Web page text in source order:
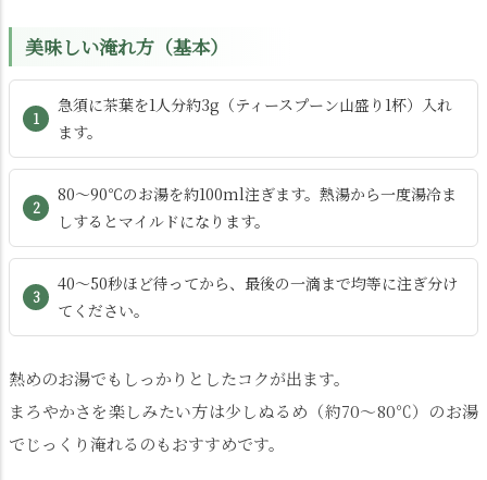
美味しい淹れ方（基本）
急須に茶葉を1人分約3g（ティースプーン山盛り1杯）入れ
ます。
80〜90℃のお湯を約100ml注ぎます。熱湯から一度湯冷ま
しするとマイルドになります。
40〜50秒ほど待ってから、最後の一滴まで均等に注ぎ分け
てください。
熱めのお湯でもしっかりとしたコクが出ます。
まろやかさを楽しみたい方は少しぬるめ（約70〜80℃）のお湯
でじっくり淹れるのもおすすめです。